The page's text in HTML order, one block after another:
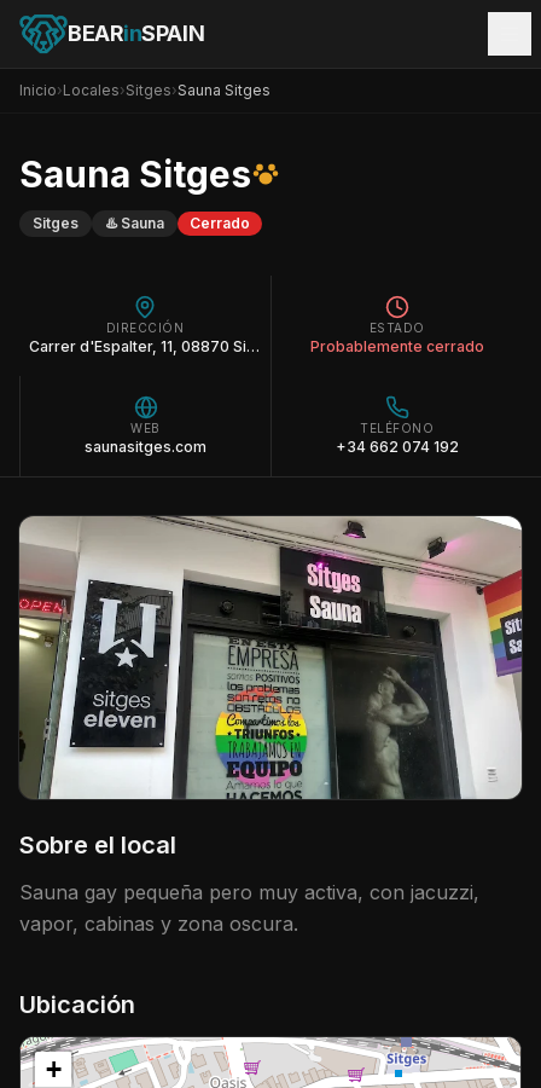
BEARinSPAIN
Inicio›Locales›Sitges›Sauna Sitges
Sauna Sitges
Sitges ♨️ Sauna Cerrado
DIRECCIÓN
Carrer d'Espalter, 11, 08870 Sitges, Barcelona
ESTADO
Probablemente cerrado
WEB
saunasitges.com
TELÉFONO
+34 662 074 192
Sobre el local
Sauna gay pequeña pero muy activa, con jacuzzi,
vapor, cabinas y zona oscura.
Ubicación
+